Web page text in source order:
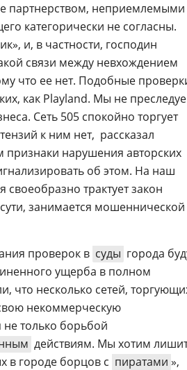
партнерством, неприемлемыми
категорически не согласны.
и, в частности, господин
связи между невхождением
что ее нет. Подобные
как Playland. Мы не
Сеть 505 спокойно торгует
к ним нет,  рассказал
признаки нарушения авторских
об этом. На наш
трактует закон
занимается мошеннической
проверок в суды города
ущерба в полном
что несколько сетей,
некоммерческую
только борьбой
действиям. Мы хотим
в городе борцов с пиратами », 